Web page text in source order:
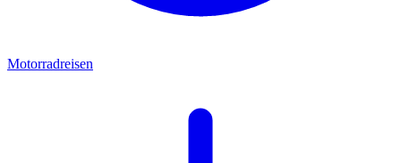
Motorradreisen